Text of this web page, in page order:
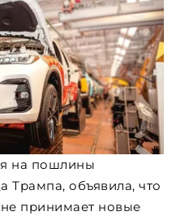
на пошлины
Трампа, объявила, что
принимает новые